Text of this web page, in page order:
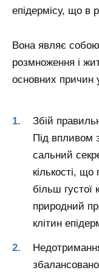
епідермісу, що в
Вона являє
розмноження і
основних причин
Збій
Під впливом
сальний
кількості,
більш густої
природний
клітин